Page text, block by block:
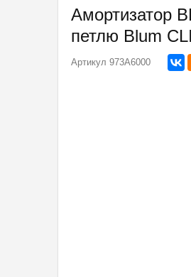
Амортизатор
петлю Blum
Артикул 973A6000